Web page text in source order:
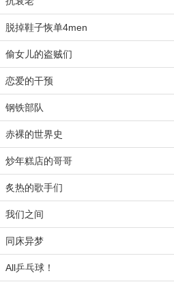
脱掉鞋子恢单4men
偷女儿的盗贼们
恋爱的干预
钢铁部队
赤裸的世界史
炒年糕店的哥哥
炙热的歌手们
我们之间
同床异梦
All乒乓球！